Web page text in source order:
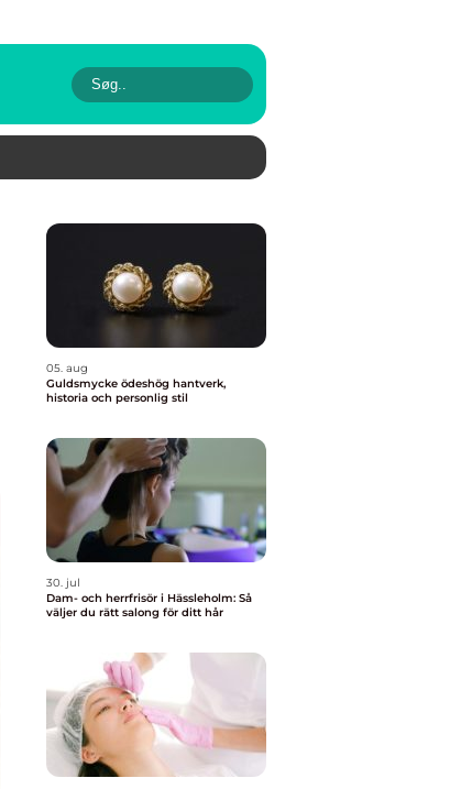
05. aug
Guldsmycke ödeshög hantverk,
historia och personlig stil
30. jul
Dam- och herrfrisör i Hässleholm: Så
väljer du rätt salong för ditt hår